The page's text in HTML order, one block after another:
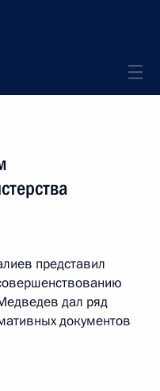
представил
дал ряд
документов